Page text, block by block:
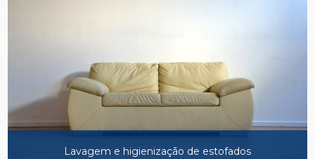
Lavagem e higienização de estofados